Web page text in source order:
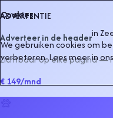
ADVERTENTIE
Adverteer in de headerin
Zichtbaar op elke pagina —
€ 149/mnd
Cookies
We gebruiken cookies om
verbeteren. Lees meer in ons